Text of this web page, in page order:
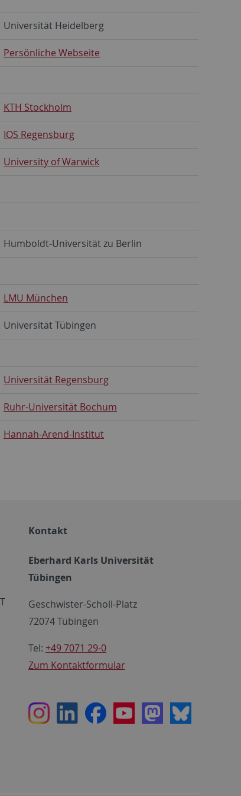
Universität Heidelberg
Persönliche Webseite
KTH Stockholm
IOS Regensburg
University of Warwick
Humboldt-Universität zu Berlin
LMU München
Universität Tübingen
Universität Regensburg
Ruhr-Universität Bochum
Hannah-Arend-Institut
Kontakt
Eberhard Karls Universität
Tübingen
Geschwister-Scholl-Platz
72074 Tübingen
Tel: +49 7071 29-0
Zum Kontaktformular
InstagramLinkedInFacebookYoutubeMastodon
Bluesky